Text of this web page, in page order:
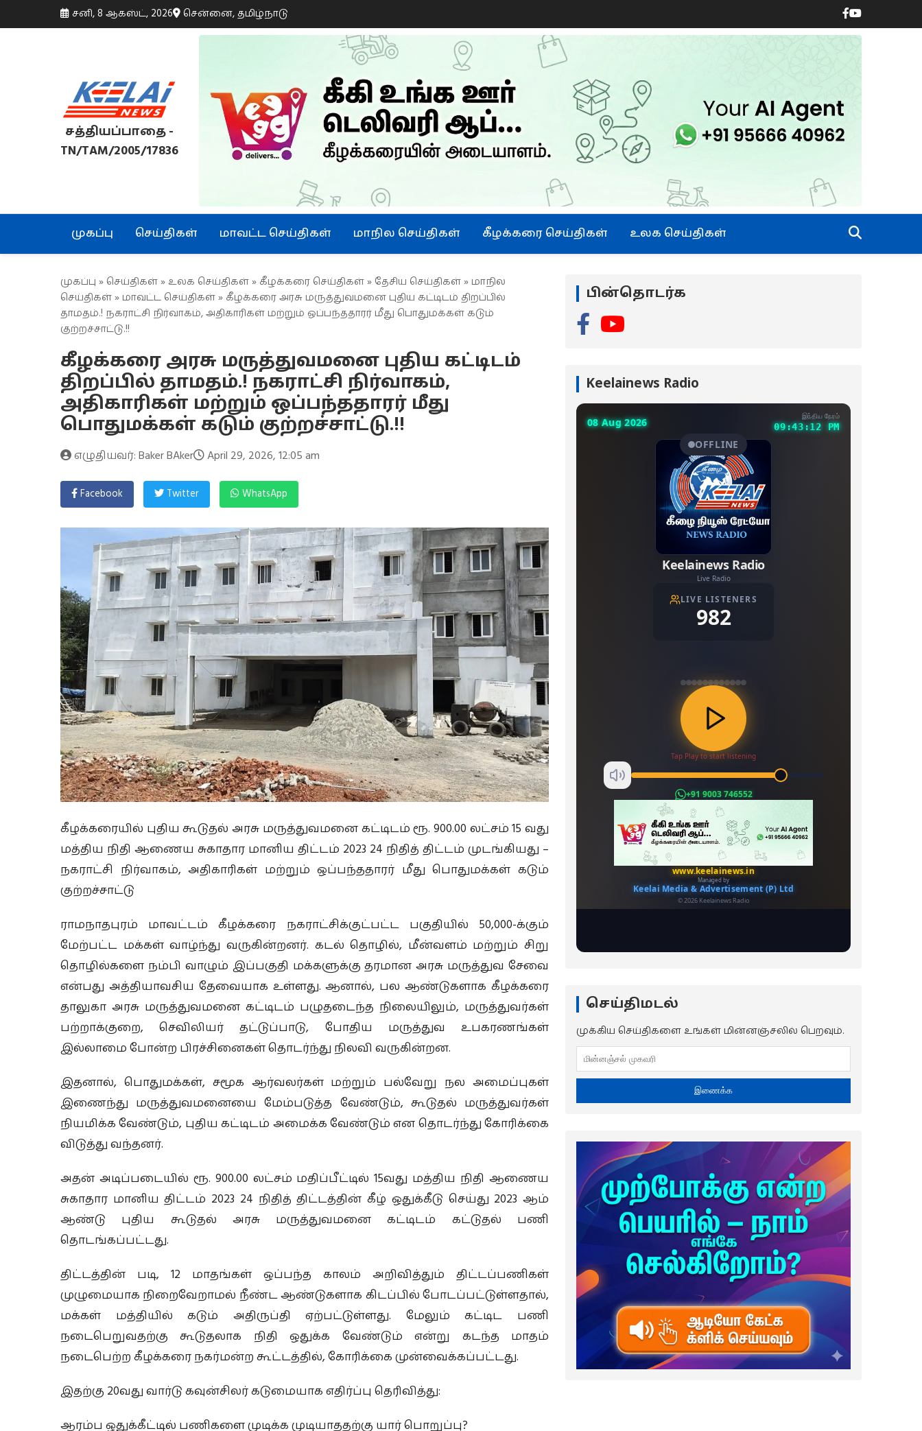
சனி, 8 ஆகஸ்ட், 2026 சென்னை, தமிழ்நாடு
சத்தியப்பாதை -
TN/TAM/2005/17836
முகப்பு செய்திகள் மாவட்ட செய்திகள் மாநில செய்திகள் கீழக்கரை செய்திகள் உலக செய்திகள்
முகப்பு » செய்திகள் » உலக செய்திகள் » கீழக்கரை செய்திகள் » தேசிய செய்திகள் » மாநில
செய்திகள் » மாவட்ட செய்திகள் » கீழக்கரை அரசு மருத்துவமனை புதிய கட்டிடம் திறப்பில்
தாமதம்.! நகராட்சி நிர்வாகம், அதிகாரிகள் மற்றும் ஒப்பந்ததாரர் மீது பொதுமக்கள் கடும்
குற்றச்சாட்டு.!!
கீழக்கரை அரசு மருத்துவமனை புதிய கட்டிடம்
திறப்பில் தாமதம்.! நகராட்சி நிர்வாகம்,
அதிகாரிகள் மற்றும் ஒப்பந்ததாரர் மீது
பொதுமக்கள் கடும் குற்றச்சாட்டு.!!
எழுதியவர்: Baker BAker April 29, 2026, 12:05 am
Facebook Twitter WhatsApp
கீழக்கரையில் புதிய கூடுதல் அரசு மருத்துவமனை கட்டிடம் ரூ. 900.00 லட்சம் 15 வது
மத்திய நிதி ஆணைய சுகாதார மானிய திட்டம் 2023 24 நிதித் திட்டம் முடங்கியது –
நகராட்சி நிர்வாகம், அதிகாரிகள் மற்றும் ஒப்பந்ததாரர் மீது பொதுமக்கள் கடும்
குற்றச்சாட்டு
ராமநாதபுரம் மாவட்டம் கீழக்கரை நகராட்சிக்குட்பட்ட பகுதியில் 50,000-க்கும்
மேற்பட்ட மக்கள் வாழ்ந்து வருகின்றனர். கடல் தொழில், மீன்வளம் மற்றும் சிறு
தொழில்களை நம்பி வாழும் இப்பகுதி மக்களுக்கு தரமான அரசு மருத்துவ சேவை
என்பது அத்தியாவசிய தேவையாக உள்ளது. ஆனால், பல ஆண்டுகளாக கீழக்கரை
தாலுகா அரசு மருத்துவமனை கட்டிடம் பழுதடைந்த நிலையிலும், மருத்துவர்கள்
பற்றாக்குறை, செவிலியர் தட்டுப்பாடு, போதிய மருத்துவ உபகரணங்கள்
இல்லாமை போன்ற பிரச்சினைகள் தொடர்ந்து நிலவி வருகின்றன.
இதனால், பொதுமக்கள், சமூக ஆர்வலர்கள் மற்றும் பல்வேறு நல அமைப்புகள்
இணைந்து மருத்துவமனையை மேம்படுத்த வேண்டும், கூடுதல் மருத்துவர்கள்
நியமிக்க வேண்டும், புதிய கட்டிடம் அமைக்க வேண்டும் என தொடர்ந்து கோரிக்கை
விடுத்து வந்தனர்.
அதன் அடிப்படையில் ரூ. 900.00 லட்சம் மதிப்பீட்டில் 15வது மத்திய நிதி ஆணைய
சுகாதார மானிய திட்டம் 2023 24 நிதித் திட்டத்தின் கீழ் ஒதுக்கீடு செய்து 2023 ஆம்
ஆண்டு புதிய கூடுதல் அரசு மருத்துவமனை கட்டிடம் கட்டுதல் பணி
தொடங்கப்பட்டது.
திட்டத்தின் படி, 12 மாதங்கள் ஒப்பந்த காலம் அறிவித்தும் திட்டப்பணிகள்
முழுமையாக நிறைவேறாமல் நீண்ட ஆண்டுகளாக கிடப்பில் போடப்பட்டுள்ளதால்,
மக்கள் மத்தியில் கடும் அதிருப்தி ஏற்பட்டுள்ளது. மேலும் கட்டிட பணி
நடைபெறுவதற்கு கூடுதலாக நிதி ஒதுக்க வேண்டும் என்று கடந்த மாதம்
நடைபெற்ற கீழக்கரை நகர்மன்ற கூட்டத்தில், கோரிக்கை முன்வைக்கப்பட்டது.
இதற்கு 20வது வார்டு கவுன்சிலர் கடுமையாக எதிர்ப்பு தெரிவித்து:
ஆரம்ப ஒதுக்கீட்டில் பணிகளை முடிக்க முடியாததற்கு யார் பொறுப்பு?
பின்தொடர்க
Keelainews Radio
செய்திமடல்
முக்கிய செய்திகளை உங்கள் மின்னஞ்சலில் பெறவும்.
இணைக்க